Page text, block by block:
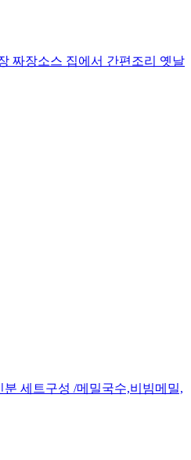
짜장소스 집에서 간편조리 옛날
세트구성 /메밀국수,비빔메밀,